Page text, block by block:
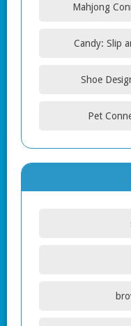
Mahjong
Candy: Slip
Shoe
Pet